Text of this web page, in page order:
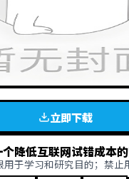
立即下载
降低互联网试错成本的
于学习和研究目的；禁止